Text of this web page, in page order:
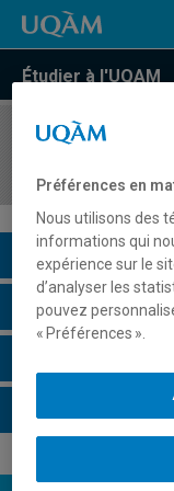
Étudier à l'UQAM
COURS//
Description du
Horaire - Été 2026
Préférences en
Nous utilisons des
informations qui
expérience sur le
d’analyser les
pouvez
« Préférences ».